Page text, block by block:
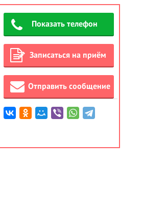
Показать телефон
Записаться на приём
Отправить сообщение